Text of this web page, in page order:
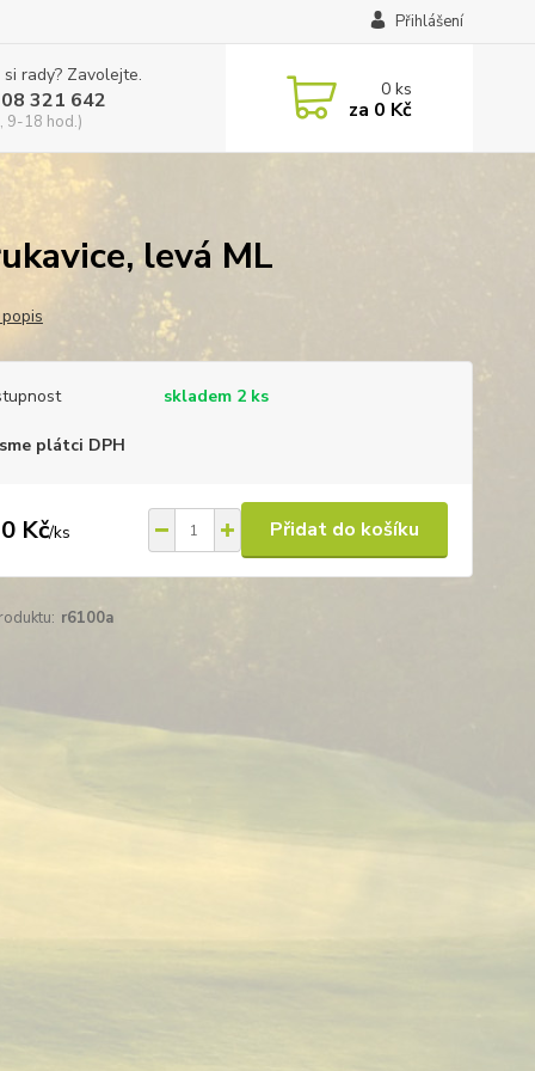
Přihlášení
rady? Zavolejte.
321 642
9-18 hod.)
0ks
za 0 Kč
levá ML
skladem 2 ks
plátci DPH
Kč/ks Přidat do košíku
r6100a